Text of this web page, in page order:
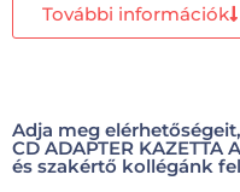
További információk
Adja meg
CD ADAPTER
és szakértő kollégánk